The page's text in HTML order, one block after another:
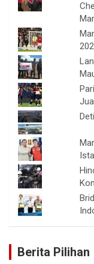
Berita Pilihan